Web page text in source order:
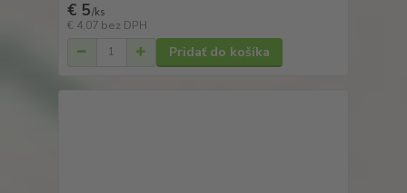
€ 5/ks
€ 4,07 bez DPH
Pridať do košíka